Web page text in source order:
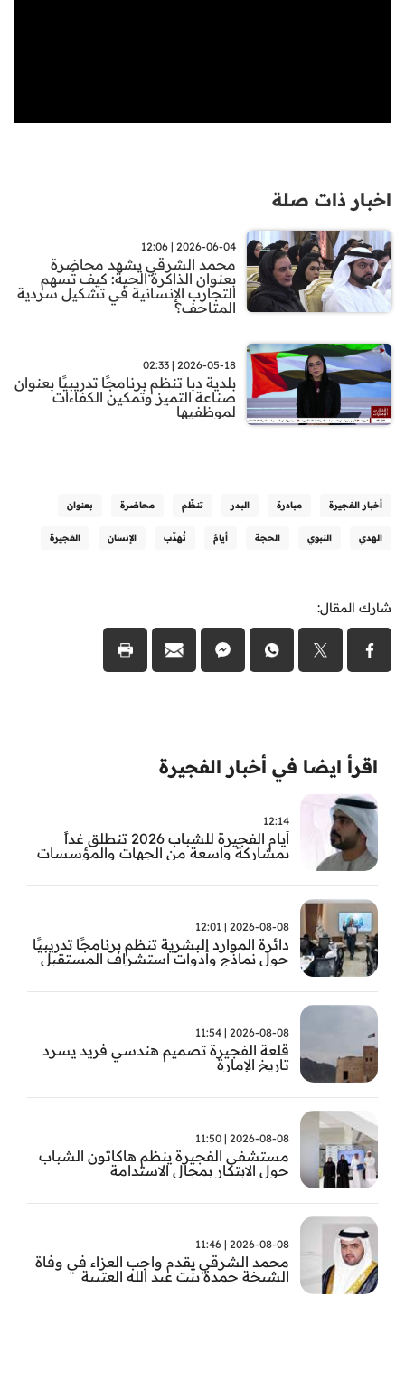
اخبار ذات صلة
2026-06-04 | 12:06
محمد الشرقي يشهد محاضرة
بعنوان الذاكرة الحية: كيف تُسهم
التجارب الإنسانية في تشكيل سردية
المتاحف؟
2026-05-18 | 02:33
بلدية دبا تنظم برنامجًا تدريبيًا بعنوان
صناعة التميز وتمكين الكفاءات
لموظفيها
أخبار الفجيرة مبادرة البدر تنظّم محاضرة بعنوان
الهدي النبوي الحجة أيامٌ تُهذّب الإنسان الفجيرة
شارك المقال:
اقرأ ايضا في أخبار الفجيرة
12:14
أيام الفجيرة للشباب 2026 تنطلق غداً
بمشاركة واسعة من الجهات والمؤسسات
2026-08-08 | 12:01
دائرة الموارد البشرية تنظم برنامجًا تدريبيًا
حول نماذج وأدوات استشراف المستقبل
2026-08-08 | 11:54
قلعة الفجيرة تصميم هندسي فريد يسرد
تاريخ الإمارة
2026-08-08 | 11:50
مستشفى الفجيرة ينظم هاكاثون الشباب
حول الابتكار بمجال الاستدامة
2026-08-08 | 11:46
محمد الشرقي يقدم واجب العزاء في وفاة
الشيخة حمدة بنت عبد الله العتيبة